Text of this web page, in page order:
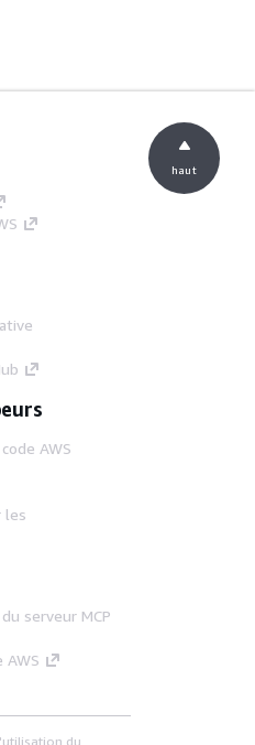
AWS
les
serveur MCP
AWS
du
haut